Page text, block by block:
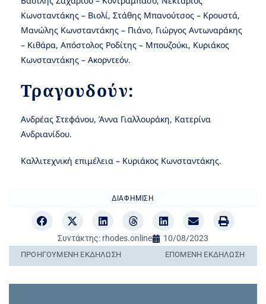
Κωνσταντάκης – Βιολί, Στάθης Μπανούτσος – Κρουστά,
Μανώλης Κωνσταντάκης – Πιάνο, Γιώργος Αντωναράκης
– Κιθάρα, Απόστολος Ροδίτης – Μπουζούκι, Κυριάκος
Κωνσταντάκης – Ακορντεόν.
Τραγουδούν:
Ανδρέας Στεφάνου, Άννα Γιαλλουράκη, Κατερίνα
Ανδριανίδου.
Καλλιτεχνική επιμέλεια – Κυριάκος Κωνσταντάκης.
ΔΙΑΦΉΜΙΣΗ
Συντάκτης: rhodes.online 10/08/2023
ΠΡΟΗΓΟΎΜΕΝΗ ΕΚΔΉΛΩΣΗ ΕΠΌΜΕΝΗ ΕΚΔΉΛΩΣΗ